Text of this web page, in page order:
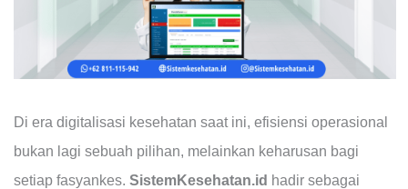
Di era digitalisasi kesehatan saat ini, efisiensi operasional
bukan lagi sebuah pilihan, melainkan keharusan bagi
setiap fasyankes. SistemKesehatan.id hadir sebagai